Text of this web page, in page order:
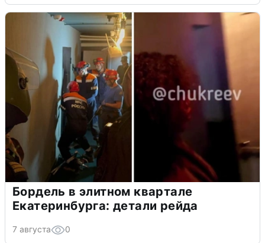
Бордель в элитном квартале
Екатеринбурга: детали рейда
7 августа 0